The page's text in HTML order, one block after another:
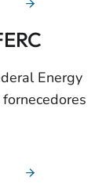
Energy